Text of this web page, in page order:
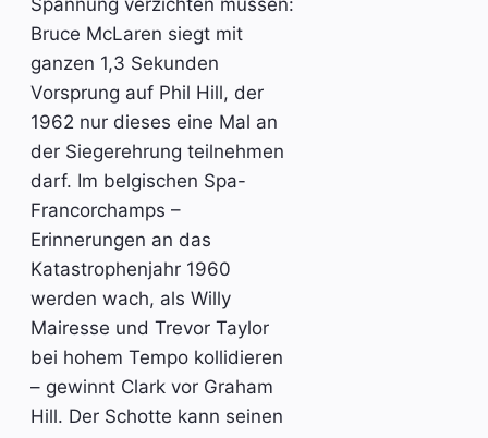
Spannung verzichten müssen:
Bruce McLaren siegt mit
ganzen 1,3 Sekunden
Vorsprung auf Phil Hill, der
1962 nur dieses eine Mal an
der Siegerehrung teilnehmen
darf. Im belgischen Spa-
Francorchamps –
Erinnerungen an das
Katastrophenjahr 1960
werden wach, als Willy
Mairesse und Trevor Taylor
bei hohem Tempo kollidieren
– gewinnt Clark vor Graham
Hill. Der Schotte kann seinen